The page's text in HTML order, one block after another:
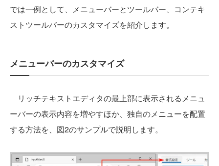
では一例として、メニューバーとツールバー、コンテキ
ストツールバーのカスタマイズを紹介します。
メニューバーのカスタマイズ
リッチテキストエディタの最上部に表示されるメニュ
ーバーの表示内容を増やすほか、独自のメニューを配置
する方法を、図2のサンプルで説明します。